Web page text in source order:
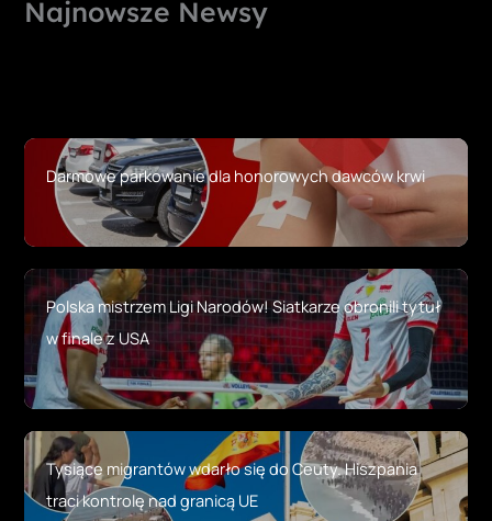
Najnowsze Newsy
Darmowe parkowanie dla honorowych dawców krwi
Polska mistrzem Ligi Narodów! Siatkarze obronili tytuł
w finale z USA
Tysiące migrantów wdarło się do Ceuty. Hiszpania
traci kontrolę nad granicą UE